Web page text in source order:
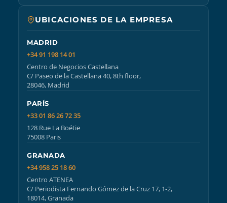
UBICACIONES DE LA EMPRESA
MADRID
+34 91 198 14 01
Centro de Negocios Castellana
C/ Paseo de la Castellana 40, 8th floor,
28046, Madrid
PARÍS
+33 01 86 26 72 35
128 Rue La Boétie
75008 Paris
GRANADA
+34 958 25 18 60
Centro ATENEA
C/ Periodista Fernando Gómez de la Cruz 17, 1-2,
18014, Granada